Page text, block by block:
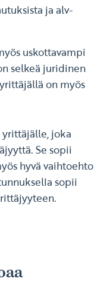
ja alv-
uskottavampi
selkeä juridinen
on myös
joka
Se sopii
hyvä vaihtoehto
sopii